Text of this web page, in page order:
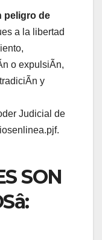
peligro de
a la libertad
o expulsiÃn,
y
Judicial de
SON